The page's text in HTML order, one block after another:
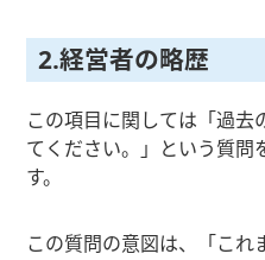
2.経営者の略歴
この項目に関しては「過去
てください。」という質問
す。
この質問の意図は、「これ